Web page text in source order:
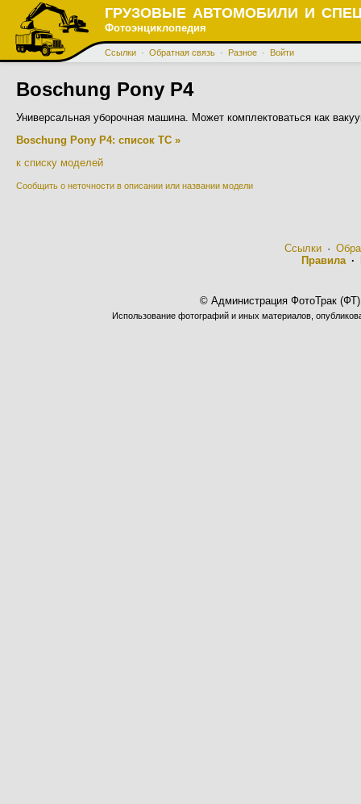
ГРУЗОВЫЕ АВТОМОБИЛИ И
Фотоэнциклопедия
Ссылки · Обратная связь · Разное · Войти
Boschung Pony P4
Универсальная уборочная машина. Может комплектоваться как
Boschung Pony P4: список ТС »
к списку моделей
Сообщить о неточности в описании или названии модели
Ссылки·
Правила·
© Администрация ФотоТрак
Использование фотографий и иных материалов,